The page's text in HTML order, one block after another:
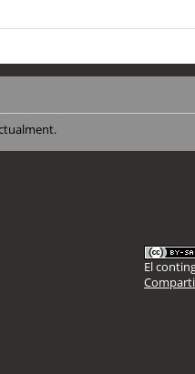
El